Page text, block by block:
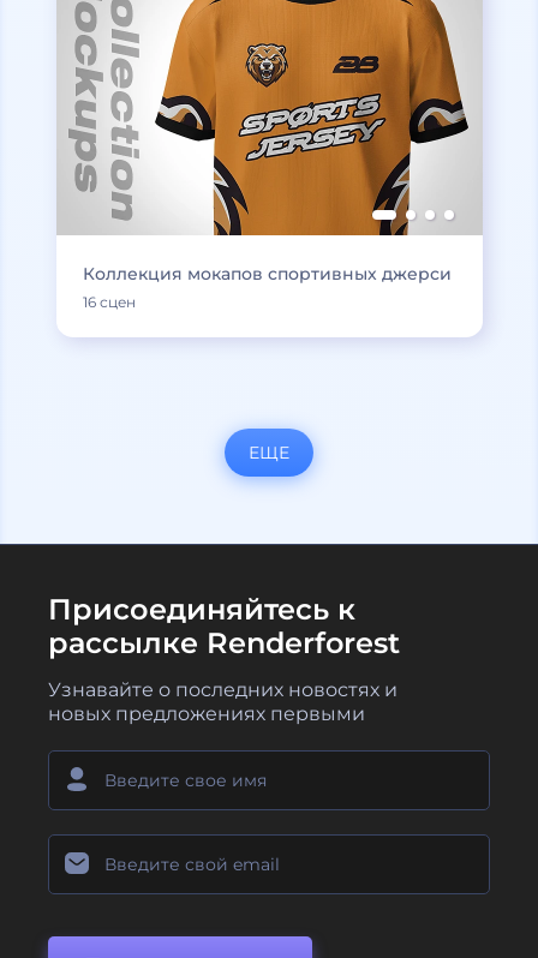
Коллекция мокапов спортивных джерси
16 сцен
ЕЩЕ
Присоединяйтесь к
рассылке Renderforest
Узнавайте о последних новостях и
новых предложениях первыми